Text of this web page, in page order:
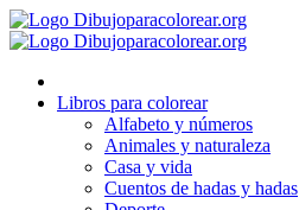
Ir
al
Libros para colorear
Alfabeto y números
Animales y naturaleza
Casa y vida
Cuentos de hadas y hadas